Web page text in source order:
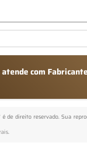
com
é de direito reservado. Sua
.